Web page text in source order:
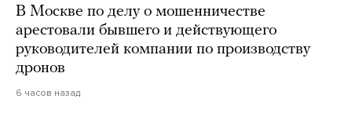
В Москве по делу о мошенничестве
арестовали бывшего и действующего
руководителей компании по производству
дронов
6 часов назад